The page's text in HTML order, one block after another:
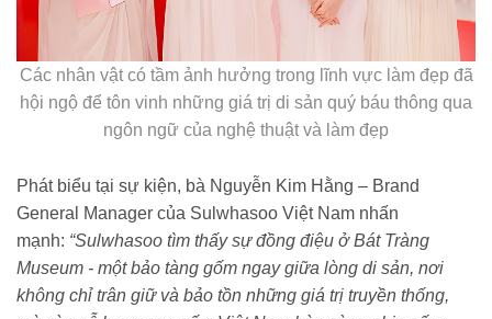
Các nhân vật có tầm ảnh hưởng trong lĩnh vực làm đẹp đã
hội ngộ để tôn vinh những giá trị di sản quý báu thông qua
ngôn ngữ của nghệ thuật và làm đẹp
Phát biểu tại sự kiện, bà Nguyễn Kim Hằng – Brand
General Manager của Sulwhasoo Việt Nam nhấn
mạnh: “Sulwhasoo tìm thấy sự đồng điệu ở Bát Tràng
Museum - một bảo tàng gốm ngay giữa lòng di sản, nơi
không chỉ trân giữ và bảo tồn những giá trị truyền thống,